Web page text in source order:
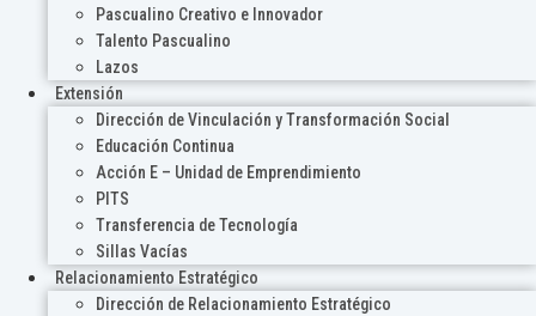
Pascualino Creativo e Innovador
Talento Pascualino
Lazos
Extensión
Dirección de Vinculación y Transformación Social
Educación Continua
Acción E – Unidad de Emprendimiento
PITS
Transferencia de Tecnología
Sillas Vacías
Relacionamiento Estratégico
Dirección de Relacionamiento Estratégico